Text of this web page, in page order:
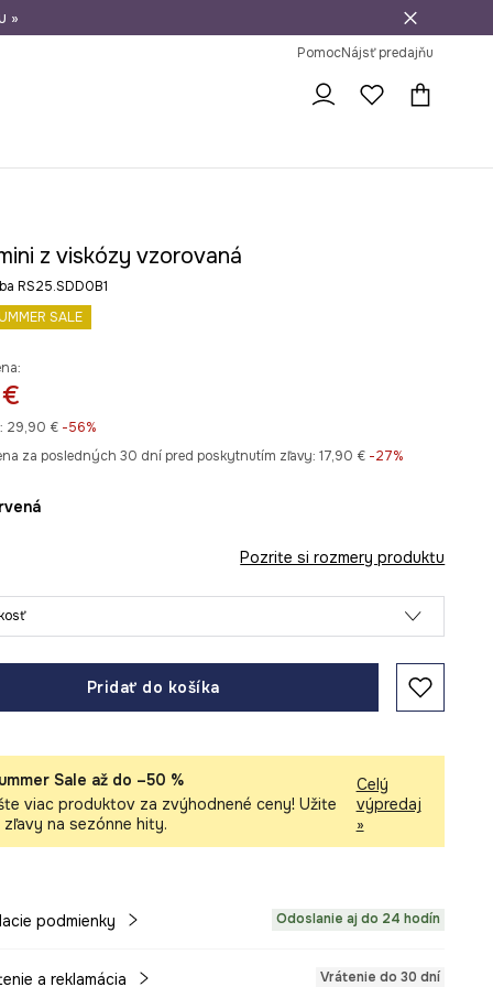
tovaru
»
PomocNájsť predajňu
z viskózy vzorovaná
RS25.SDD0B1
SALE
29,90 €-56%
za posledných 30 dní pred poskytnutím zľavy: 17,90 € -27%
Pozrite si rozmery produktu
Pridať do košíka
Sale až do –50 %
viac produktov za zvýhodnené ceny! Užite
zľavy na sezónne hity.
Celý
výpredaj
»
podmienky Odoslanie aj do 24 hodín
a reklamácia Vrátenie do 30 dní